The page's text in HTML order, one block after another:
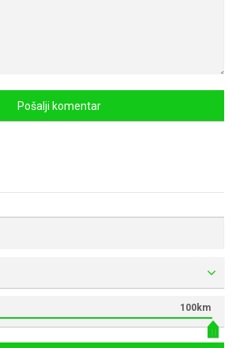
100km